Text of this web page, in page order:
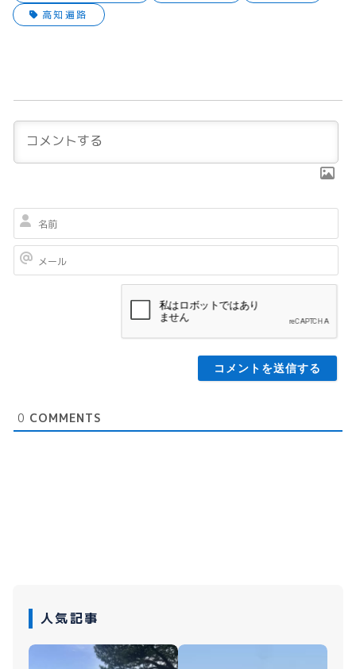
高知遍路
0 COMMENTS
人気記事